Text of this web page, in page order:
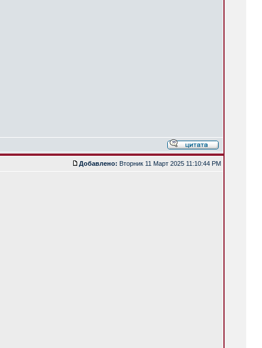
Добавлено: Вторник 11 Март 2025 11:10:44 PM